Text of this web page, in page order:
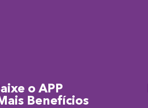
o APP
Benefícios